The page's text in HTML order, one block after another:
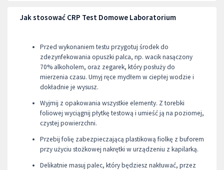
Jak stosować CRP Test Domowe Laboratorium
Przed wykonaniem testu przygotuj środek do
zdezynfekowania opuszki palca, np. wacik nasączony
70% alkoholem, oraz zegarek, który posłuży do
mierzenia czasu. Umyj ręce mydłem w ciepłej wodzie i
dokładnie je wysusz.
Wyjmij z opakowania wszystkie elementy. Z torebki
foliowej wyciągnij płytkę testową i umieść ją na poziomej,
czystej powierzchni.
Przebij folię zabezpieczającą plastikową fiolkę z buforem
przy użyciu stożkowej nakrętki w urządzeniu z kapilarką.
Delikatnie masuj palec, który będziesz nakłuwać, przez